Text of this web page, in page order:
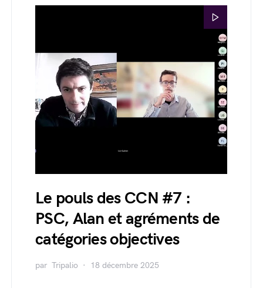
Le pouls des CCN #7 :
PSC, Alan et agréments de
catégories objectives
par Tripalio 18 décembre 2025